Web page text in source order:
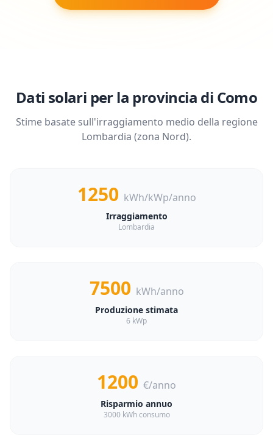
Dati solari per la provincia di Como
Stime basate sull'irraggiamento medio della regione
Lombardia (zona Nord).
1250 kWh/kWp/anno
Irraggiamento
Lombardia
7500 kWh/anno
Produzione stimata
6 kWp
1200 €/anno
Risparmio annuo
3000 kWh consumo